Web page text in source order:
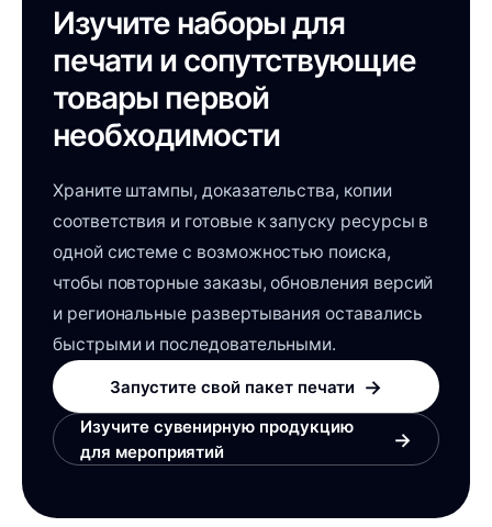
Изучите наборы для
печати и сопутствующие
товары первой
необходимости
Храните штампы, доказательства, копии
соответствия и готовые к запуску ресурсы в
одной системе с возможностью поиска,
чтобы повторные заказы, обновления версий
и региональные развертывания оставались
быстрыми и последовательными.
Запустите свой пакет печати →
Изучите сувенирную продукцию
для мероприятий
→